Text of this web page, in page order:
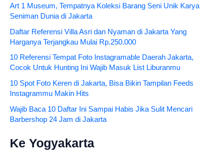
Art 1 Museum, Tempatnya Koleksi Barang Seni Unik Karya
Seniman Dunia di Jakarta
Daftar Referensi Villa Asri dan Nyaman di Jakarta Yang
Harganya Terjangkau Mulai Rp.250.000
10 Referensi Tempat Foto Instagramable Daerah Jakarta,
Cocok Untuk Hunting Ini Wajib Masuk List Liburanmu
10 Spot Foto Keren di Jakarta, Bisa Bikin Tampilan Feeds
Instagrammu Makin Hits
Wajib Baca 10 Daftar Ini Sampai Habis Jika Sulit Mencari
Barbershop 24 Jam di Jakarta
Ke Yogyakarta